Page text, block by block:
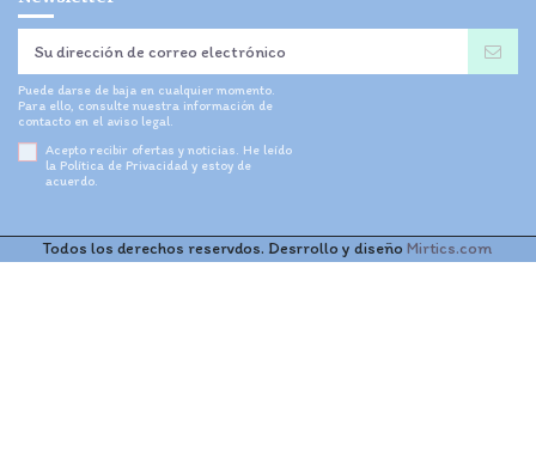
Puede darse de baja en cualquier momento.
Para ello, consulte nuestra información de
contacto en el aviso legal.
Acepto recibir ofertas y noticias. He leído
la Política de Privacidad y estoy de
acuerdo.
Todos los derechos reservdos. Desrrollo y diseño Mirtics.com